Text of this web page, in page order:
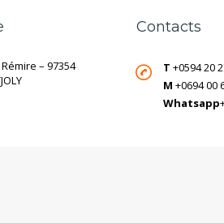
– 97354
Contacts
T +0594 20
M +0694 00
Whatsapp